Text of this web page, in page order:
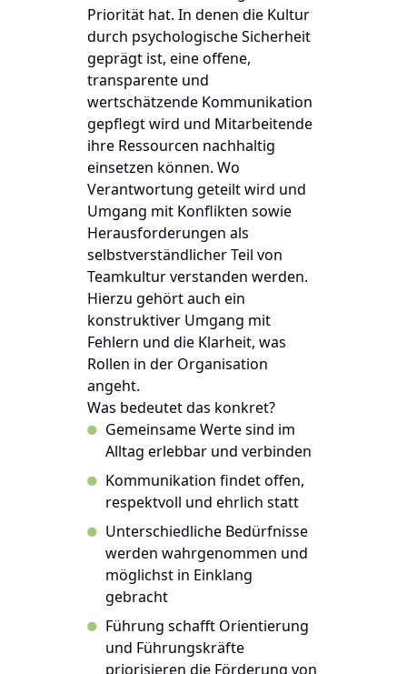
Priorität hat. In denen die Kultur
durch psychologische Sicherheit
geprägt ist, eine offene,
transparente und
wertschätzende Kommunikation
gepflegt wird und Mitarbeitende
ihre Ressourcen nachhaltig
einsetzen können. Wo
Verantwortung geteilt wird und
Umgang mit Konflikten sowie
Herausforderungen als
selbstverständlicher Teil von
Teamkultur verstanden werden.
Hierzu gehört auch ein
konstruktiver Umgang mit
Fehlern und die Klarheit, was
Rollen in der Organisation
angeht.
Was bedeutet das konkret?
Gemeinsame Werte sind im
Alltag erlebbar und verbinden
Kommunikation findet offen,
respektvoll und ehrlich statt
Unterschiedliche Bedürfnisse
werden wahrgenommen und
möglichst in Einklang
gebracht
Führung schafft Orientierung
und Führungskräfte
priorisieren die Förderung von